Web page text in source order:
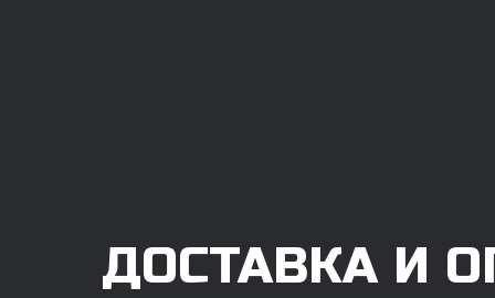
ДОСТАВКА И